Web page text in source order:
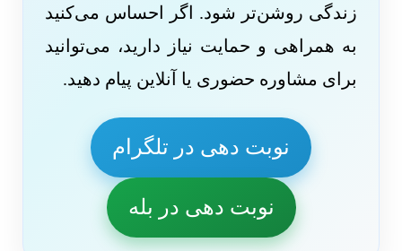
زندگی روشن‌تر شود. اگر احساس می‌کنید
به همراهی و حمایت نیاز دارید، می‌توانید
برای مشاوره حضوری یا آنلاین پیام دهید.
نوبت دهی در تلگرام
نوبت دهی در بله